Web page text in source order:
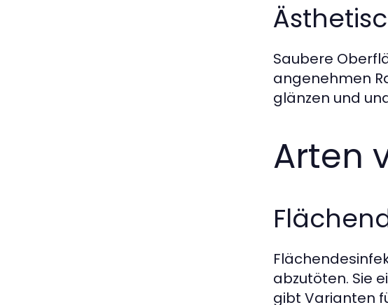
Saubere
angenehmen
glänzen und
Arten
abzutöten. Sie
gibt Varianten